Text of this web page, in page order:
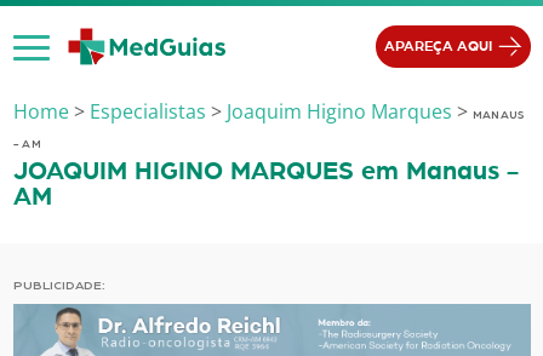
Ir para o conteúdo
APAREÇA AQUI
Home> Especialistas > Joaquim Higino Marques > MANAUS
- AM
JOAQUIM HIGINO MARQUES em Manaus -
AM
PUBLICIDADE: